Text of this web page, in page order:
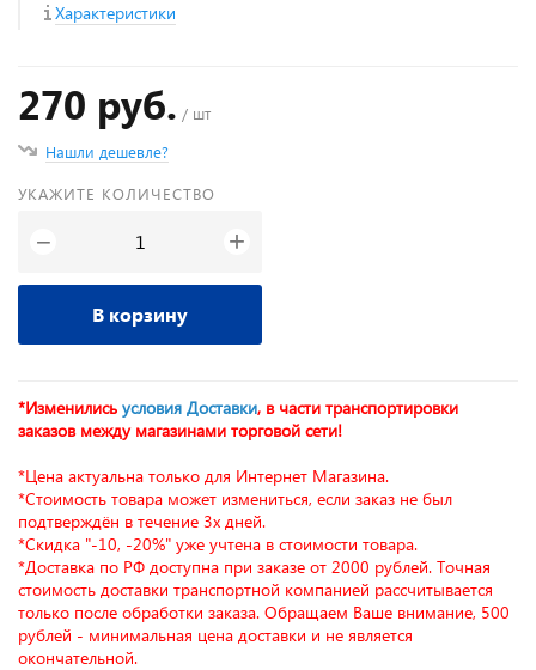
Характеристики
270 руб. / шт
Нашли дешевле?
УКАЖИТЕ КОЛИЧЕСТВО
− +
В корзину
*Изменились условия Доставки, в части транспортировки
заказов между магазинами торговой сети!
*Цена актуальна только для Интернет Магазина.
*Стоимость товара может измениться, если заказ не был
подтверждён в течение 3х дней.
*Скидка "-10, -20%" уже учтена в стоимости товара.
*Доставка по РФ доступна при заказе от 2000 рублей. Точная
стоимость доставки транспортной компанией рассчитывается
только после обработки заказа. Обращаем Ваше внимание, 500
рублей - минимальная цена доставки и не является
окончательной.